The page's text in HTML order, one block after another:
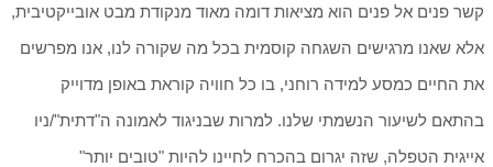
קשר פנים אל פנים הוא מציאות דומה מאוד מנקודת מבט אובייקטיבית,
אלא שאנו מרגישים השגחה קוסמית בכל מה שקורה לנו, אנו מפרשים
את החיים כמסע למידה רוחני, בו כל חוויה קוראת באופן מדוייק
בהתאם לשיעור הנשמתי שלנו. למרות שבניגוד לאמונה ה"דתית"/ניו
אייגית הטפלה, שזה יגרום בהכרח לחיינו להיות "טובים יותר"